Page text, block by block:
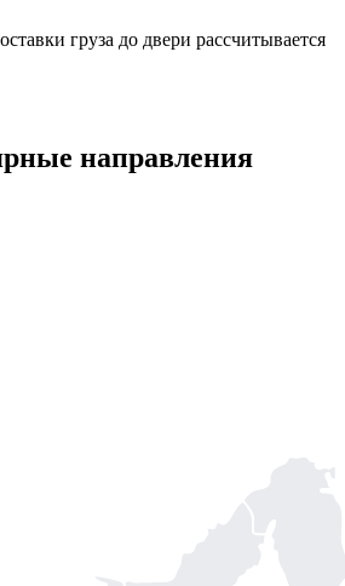
груза до двери рассчитывается
направления